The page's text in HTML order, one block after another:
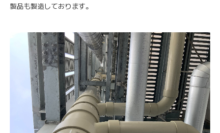
製品も製造しております。